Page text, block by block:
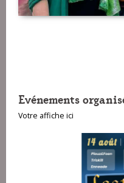
Evénements
Votre affiche ici